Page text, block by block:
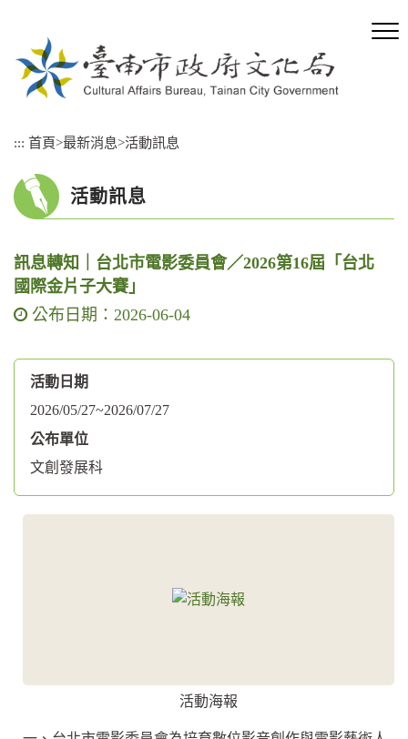
::: 首頁>最新消息>活動訊息
活動訊息
訊息轉知｜台北市電影委員會／2026第16屆「台北
國際金片子大賽」
公布日期：2026-06-04
活動日期
2026/05/27~2026/07/27
公布單位
文創發展科
活動海報